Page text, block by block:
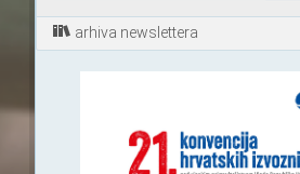
arhiva newslettera